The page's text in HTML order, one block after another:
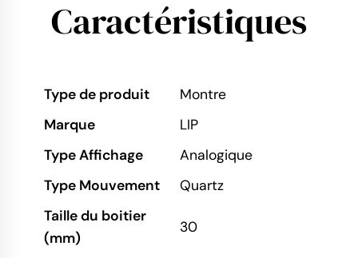
Caractéristiques
Type de produit
Montre
Marque
LIP
Type Affichage
Analogique
Type Mouvement
Quartz
Taille du boitier
(mm)
30